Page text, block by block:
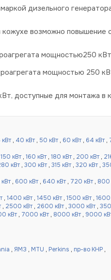
дизельного
возможно повышение
мощностью250
мощностью 250
доступные для монтажа в
кВт , 40 кВт , 50 кВт , 60 кВт , 64 кВт ,
150 кВт , 160 кВт , 180 кВт , 200 кВт ,
кВт , 300 кВт , 315 кВт , 320 кВт ,
, 600 кВт , 640 кВт , 720 кВт , 800
, 1400 кВт , 1450 кВт , 1500 кВт , 1600
, 2500 кВт , 2600 кВт , 3000 кВт ,
кВт , 7000 кВт , 8000 кВт , 9000
, ЯМЗ , MTU , Perkins , пр-во КНР ,